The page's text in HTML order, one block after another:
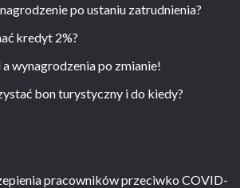
po ustaniu zatrudnienia?
kredyt 2%?
wynagrodzenia po zmianie!
bon turystyczny i do kiedy?
pracowników przeciwko COVID-